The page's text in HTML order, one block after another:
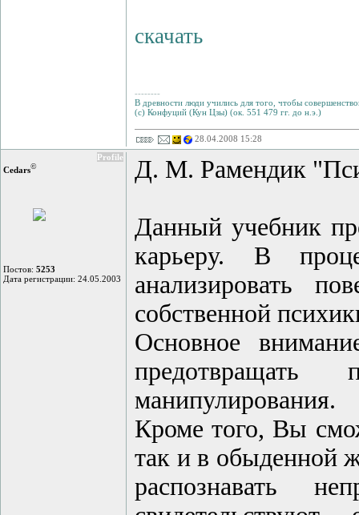
скачать
--------
В древности люди учились для того, чтобы
(с) Конфуций (Кун Цзы) (ок. 551 479 гг. до н.э.)
28.04.2008 15:28
Profile
Cedars©
Постов: 5253
Дата регистрации: 24.05.2003
Д. М. Рамендик
Данный учебник
карьеру. В
анализировать
собственной
Основное
предотвращать
манипулирования.
Кроме того, Вы
так и в обыденной
распознавать